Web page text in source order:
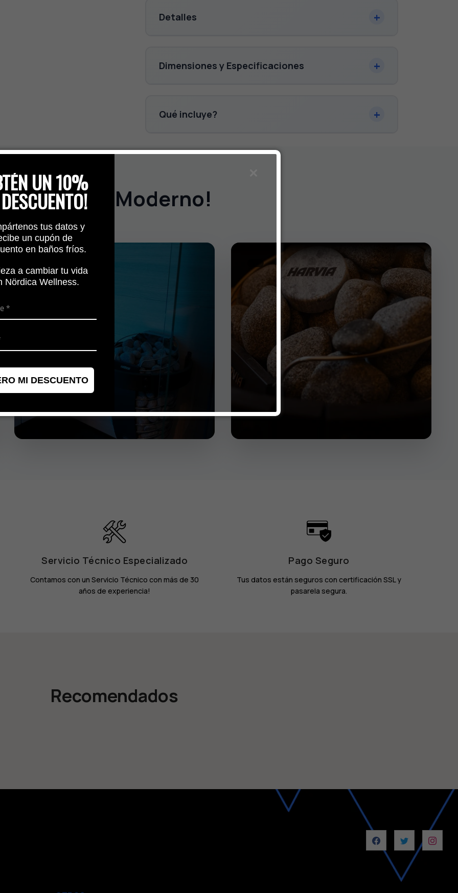
UN 10%
tus datos y
un cupón de
en baños fríos.
a cambiar tu vida
Nördica Wellness.
MI DESCUENTO
Detalles
Dimensiones y Especificaciones
Qué incluye?
Nördico y Moderno!
Servicio Técnico Especializado
Contamos con un Servicio Técnico con más de 30
años de experiencia!
Pago Seguro
Tus datos están seguros con certificación SSL y
pasarela segura.
Recomendados